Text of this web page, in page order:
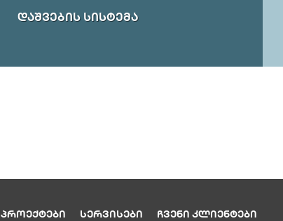
ᲓᲐᲨᲕᲔᲑᲘᲡ ᲡᲘᲡᲢᲔᲛᲐ
ᲞᲠᲝᲔᲥᲢᲔᲑᲘ ᲡᲔᲠᲕᲘᲡᲔᲑᲘ ᲩᲕᲔᲜᲘ ᲙᲚᲘᲔᲜᲢᲔᲑᲘ